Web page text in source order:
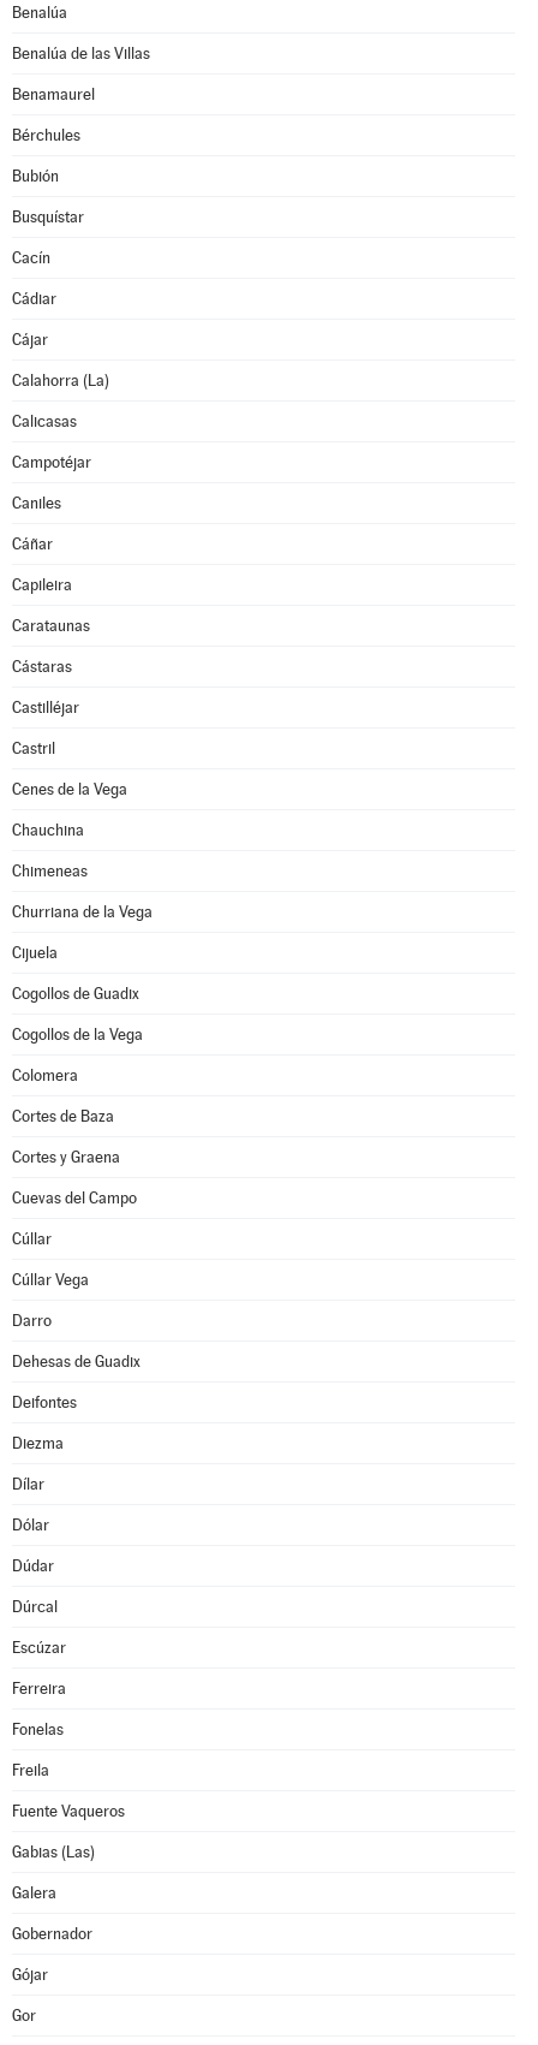
Benalúa
Benalúa de las Villas
Benamaurel
Bérchules
Bubión
Busquístar
Cacín
Cádiar
Cájar
Calahorra (La)
Calicasas
Campotéjar
Caniles
Cáñar
Capileira
Carataunas
Cástaras
Castilléjar
Castril
Cenes de la Vega
Chauchina
Chimeneas
Churriana de la Vega
Cijuela
Cogollos de Guadix
Cogollos de la Vega
Colomera
Cortes de Baza
Cortes y Graena
Cuevas del Campo
Cúllar
Cúllar Vega
Darro
Dehesas de Guadix
Deifontes
Diezma
Dílar
Dólar
Dúdar
Dúrcal
Escúzar
Ferreira
Fonelas
Freila
Fuente Vaqueros
Gabias (Las)
Galera
Gobernador
Gójar
Gor